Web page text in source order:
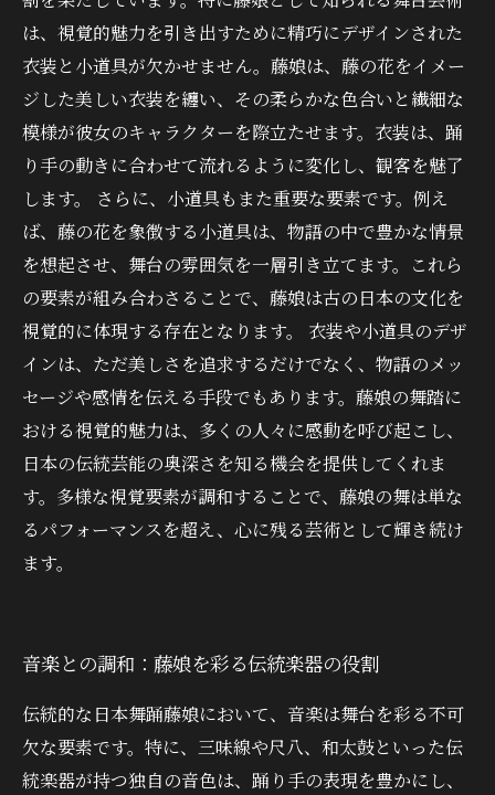
は、視覚的魅力を引き出すために精巧にデザインされた
衣装と小道具が欠かせません。藤娘は、藤の花をイメー
ジした美しい衣装を纏い、その柔らかな色合いと繊細な
模様が彼女のキャラクターを際立たせます。衣装は、踊
り手の動きに合わせて流れるように変化し、観客を魅了
します。 さらに、小道具もまた重要な要素です。例え
ば、藤の花を象徴する小道具は、物語の中で豊かな情景
を想起させ、舞台の雰囲気を一層引き立てます。これら
の要素が組み合わさることで、藤娘は古の日本の文化を
視覚的に体現する存在となります。 衣装や小道具のデザ
インは、ただ美しさを追求するだけでなく、物語のメッ
セージや感情を伝える手段でもあります。藤娘の舞踏に
おける視覚的魅力は、多くの人々に感動を呼び起こし、
日本の伝統芸能の奥深さを知る機会を提供してくれま
す。多様な視覚要素が調和することで、藤娘の舞は単な
るパフォーマンスを超え、心に残る芸術として輝き続け
ます。
音楽との調和：藤娘を彩る伝統楽器の役割
伝統的な日本舞踊藤娘において、音楽は舞台を彩る不可
欠な要素です。特に、三味線や尺八、和太鼓といった伝
統楽器が持つ独自の音色は、踊り手の表現を豊かにし、